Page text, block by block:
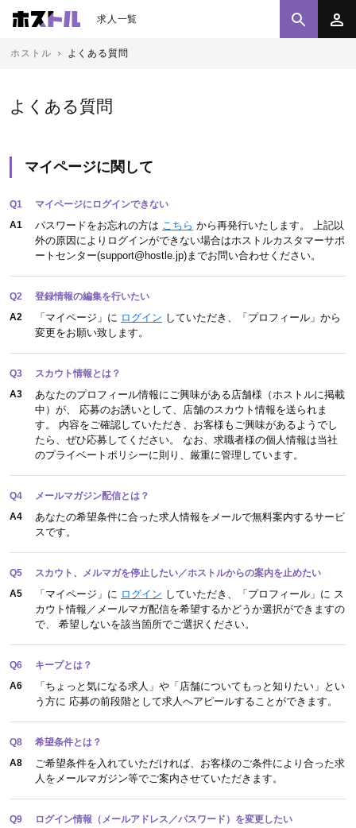
求人一覧
ホストル よくある質問
よくある質問
マイページに関して
Q1
マイページにログインできない
A1
パスワードをお忘れの方は こちら から再発行いたします。 上記以
外の原因によりログインができない場合はホストルカスタマーサポ
ートセンター(support@hostle.jp)までお問い合わせください。
Q2
登録情報の編集を行いたい
A2
「マイページ」に ログイン していただき、「プロフィール」から
変更をお願い致します。
Q3
スカウト情報とは？
A3
あなたのプロフィール情報にご興味がある店舗様（ホストルに掲載
中）が、 応募のお誘いとして、店舗のスカウト情報を送られま
す。 内容をご確認していただき、お客様もご興味があるようでし
たら、ぜひ応募してください。 なお、求職者様の個人情報は当社
のプライベートポリシーに則り、厳重に管理しています。
Q4
メールマガジン配信とは？
A4
あなたの希望条件に合った求人情報をメールで無料案内するサービ
スです。
Q5
スカウト、メルマガを停止したい／ホストルからの案内を止めたい
A5
「マイページ」に ログイン していただき、「プロフィール」に ス
カウト情報／メールマガ配信を希望するかどうか選択ができますの
で、 希望しないを該当箇所でご選択ください。
Q6
キープとは？
A6
「ちょっと気になる求人」や「店舗についてもっと知りたい」とい
う方に 応募の前段階として求人へアピールすることができます。
Q8
希望条件とは？
A8
ご希望条件を入れていただければ、お客様のご条件により合った求
人をメールマガジン等でご案内させていただきます。
Q9
ログイン情報（メールアドレス／パスワード）を変更したい